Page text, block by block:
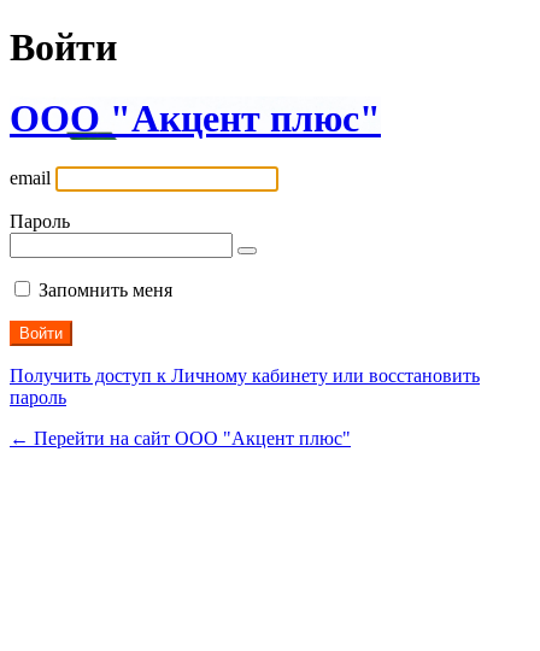
Войти
ООО "Акцент плюс"
email
Пароль
Запомнить меня
Получить доступ к Личному кабинету или восстановить
пароль
← Перейти на сайт ООО "Акцент плюс"